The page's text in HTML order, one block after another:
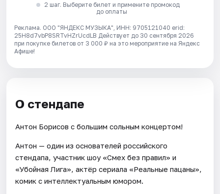
2 шаг. Выберите билет и примените промокод
до оплаты
Реклама. ООО "ЯНДЕКС МУЗЫКА", ИНН: 9705121040 erid:
25H8d7vbP8SRTvHZrUcdLB Действует до 30 сентября 2026
при покупке билетов от 3 000 ₽ на это мероприятие на Яндекс
Афише!
О стендапе
Антон Борисов с большим сольным концертом!
Антон — один из основателей российского
стендапа, участник шоу «Смех без правил» и
«Убойная Лига», актёр сериала «Реальные пацаны»,
комик с интеллектуальным юмором.